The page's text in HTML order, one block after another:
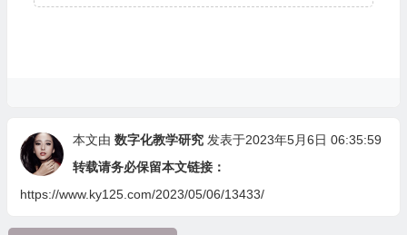
本文由 数字化教学研究 发表于2023年5月6日 06:35:59
转载请务必保留本文链接：
https://www.ky125.com/2023/05/06/13433/